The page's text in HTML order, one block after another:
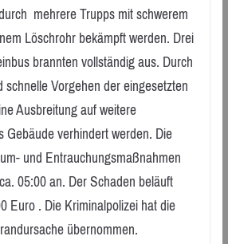
mehrere Trupps mit schwerem
Löschrohr bekämpft werden. Drei
brannten vollständig aus. Durch
Vorgehen der eingesetzten
Ausbreitung auf weitere
Gebäude verhindert werden. Die
und Entrauchungsmaßnahmen
05:00 an. Der Schaden beläuft
Euro . Die Kriminalpolizei hat die
übernommen.